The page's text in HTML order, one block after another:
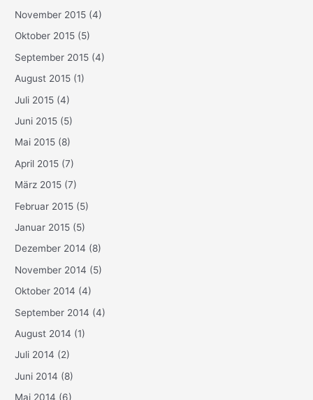
November 2015 (4)
Oktober 2015 (5)
September 2015 (4)
August 2015 (1)
Juli 2015 (4)
Juni 2015 (5)
Mai 2015 (8)
April 2015 (7)
März 2015 (7)
Februar 2015 (5)
Januar 2015 (5)
Dezember 2014 (8)
November 2014 (5)
Oktober 2014 (4)
September 2014 (4)
August 2014 (1)
Juli 2014 (2)
Juni 2014 (8)
Mai 2014 (6)